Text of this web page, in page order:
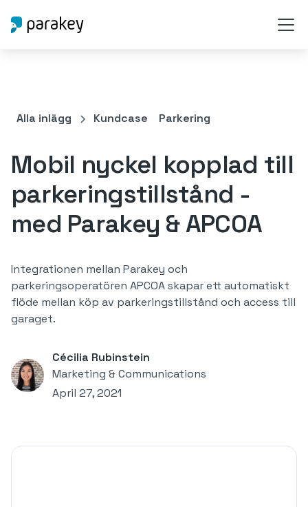
Alla inlägg Kundcase Parkering
Mobil nyckel kopplad till
parkeringstillstånd -
med Parakey & APCOA
Integrationen mellan Parakey och
parkeringsoperatören APCOA skapar ett automatiskt
flöde mellan köp av parkeringstillstånd och access till
garaget.
Cécilia Rubinstein
Marketing & Communications
April 27, 2021